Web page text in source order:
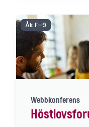
Webbkonferens
Åk F–9